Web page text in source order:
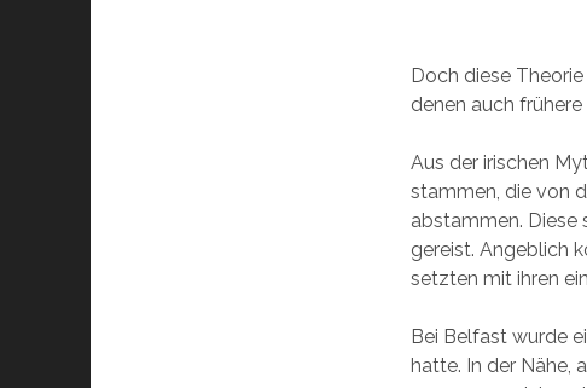
Doch diese
denen auch
Aus der irischen
stammen, die von
abstammen. Diese
gereist. Angeblich
setzten mit ihren
Bei Belfast wurde
hatte. In der Nähe,